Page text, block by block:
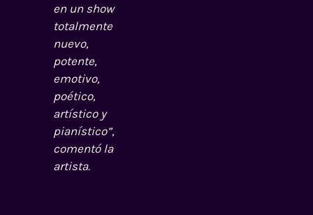
en un show
totalmente
nuevo,
potente,
emotivo,
poético,
artístico y
pianístico”,
comentó la
artista.